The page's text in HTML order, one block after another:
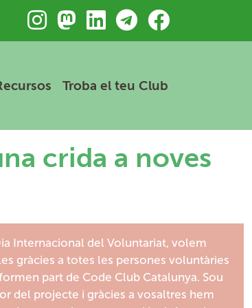
Troba el teu Club
crida a noves
Internacional del Voluntariat, volem
gràcies a totes les persones voluntàries
part de Code Club Catalunya. Sou
del projecte i gràcies a vosaltres hem